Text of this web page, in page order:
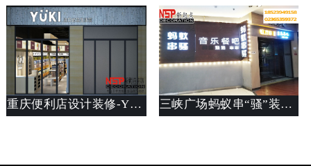
重庆便利店设计装修-YUKI进口优品生活馆 三峡广场蚂蚁串“骚”装修设计案例欣赏